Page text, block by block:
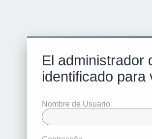
El administrador
identificado para
Nombre de Usuario